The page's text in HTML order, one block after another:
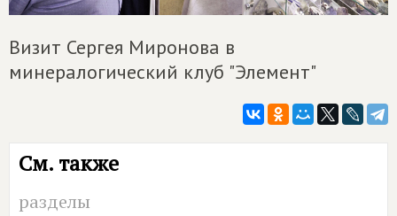
Визит Сергея Миронова в
минералогический клуб "Элемент"
См. также
разделы